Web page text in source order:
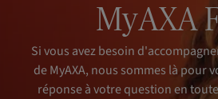
MyAXA
Si vous avez besoin
de MyAXA, nous sommes là pour
réponse à votre question en